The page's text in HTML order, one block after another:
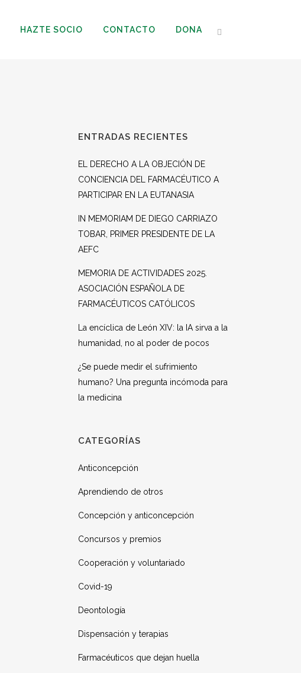
HAZTE SOCIO CONTACTO DONA
ENTRADAS RECIENTES
EL DERECHO A LA OBJECIÓN DE
CONCIENCIA DEL FARMACÉUTICO A
PARTICIPAR EN LA EUTANASIA
IN MEMORIAM DE DIEGO CARRIAZO
TOBAR, PRIMER PRESIDENTE DE LA
AEFC
MEMORIA DE ACTIVIDADES 2025.
ASOCIACIÓN ESPAÑOLA DE
FARMACÉUTICOS CATÓLICOS
La encíclica de León XIV: la IA sirva a la
humanidad, no al poder de pocos
¿Se puede medir el sufrimiento
humano? Una pregunta incómoda para
la medicina
CATEGORÍAS
Anticoncepción
Aprendiendo de otros
Concepción y anticoncepción
Concursos y premios
Cooperación y voluntariado
Covid-19
Deontología
Dispensación y terapias
Farmacéuticos que dejan huella